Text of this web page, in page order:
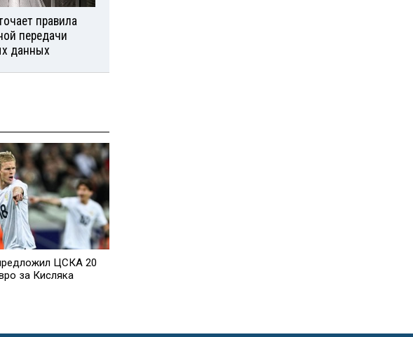
правила
передачи
данных
ЦСКА 20
за Кисляка